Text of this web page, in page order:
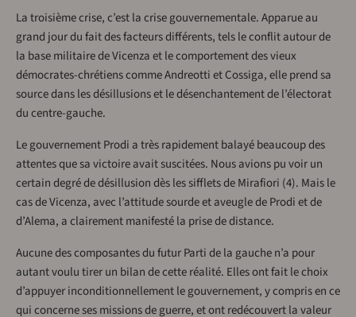
La troisième crise, c’est la crise gouvernementale. Apparue au
grand jour du fait des facteurs différents, tels le conflit autour de
la base militaire de Vicenza et le comportement des vieux
démocrates-chrétiens comme Andreotti et Cossiga, elle prend sa
source dans les désillusions et le désenchantement de l’électorat
du centre-gauche.
Le gouvernement Prodi a très rapidement balayé beaucoup des
attentes que sa victoire avait suscitées. Nous avions pu voir un
certain degré de désillusion dès les sifflets de Mirafiori (4). Mais le
cas de Vicenza, avec l’attitude sourde et aveugle de Prodi et de
d’Alema, a clairement manifesté la prise de distance.
Aucune des composantes du futur Parti de la gauche n’a pour
autant voulu tirer un bilan de cette réalité. Elles ont fait le choix
d’appuyer inconditionnellement le gouvernement, y compris en ce
qui concerne ses missions de guerre, et ont redécouvert la valeur